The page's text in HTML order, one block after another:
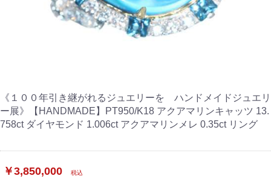
《１００年引き継がれるジュエリーを ハンドメイドジュエリ
ー展》【HANDMADE】PT950/K18 アクアマリンキャッツ 13.
758ct ダイヤモンド 1.006ct アクアマリンメレ 0.35ct リング
￥3,850,000 税込